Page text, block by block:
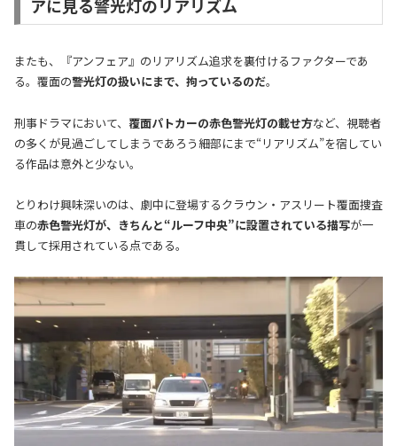
アに見る警光灯のリアリズム
またも、『アンフェア』のリアリズム追求を裏付けるファクターであ
る。覆面の警光灯の扱いにまで、拘っているのだ。
刑事ドラマにおいて、 覆面パトカーの赤色警光灯の載せ方など、視聴者
の多くが見過ごしてしまうであろう細部にまで“リアリズム”を宿してい
る作品は意外と少ない。
とりわけ興味深いのは、劇中に登場するクラウン・アスリート覆面捜査
車の赤色警光灯が、きちんと“ルーフ中央”に設置されている描写が一
貫して採用されている点である。